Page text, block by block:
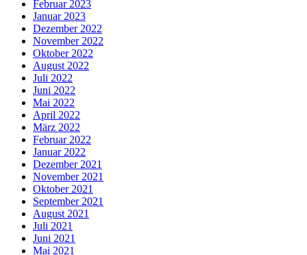
Februar 2023
Januar 2023
Dezember 2022
November 2022
Oktober 2022
August 2022
Juli 2022
Juni 2022
Mai 2022
April 2022
März 2022
Februar 2022
Januar 2022
Dezember 2021
November 2021
Oktober 2021
September 2021
August 2021
Juli 2021
Juni 2021
Mai 2021